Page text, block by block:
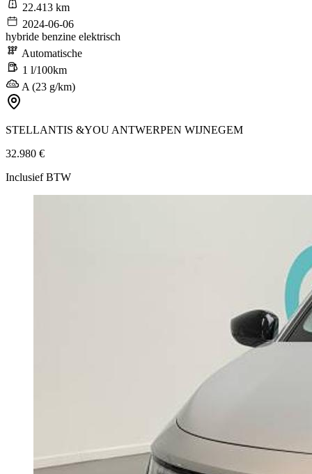
22.413 km
2024-06-06
hybride benzine elektrisch
Automatische
1 l/100km
A (23 g/km)
STELLANTIS &YOU ANTWERPEN WIJNEGEM
32.980 €
Inclusief BTW